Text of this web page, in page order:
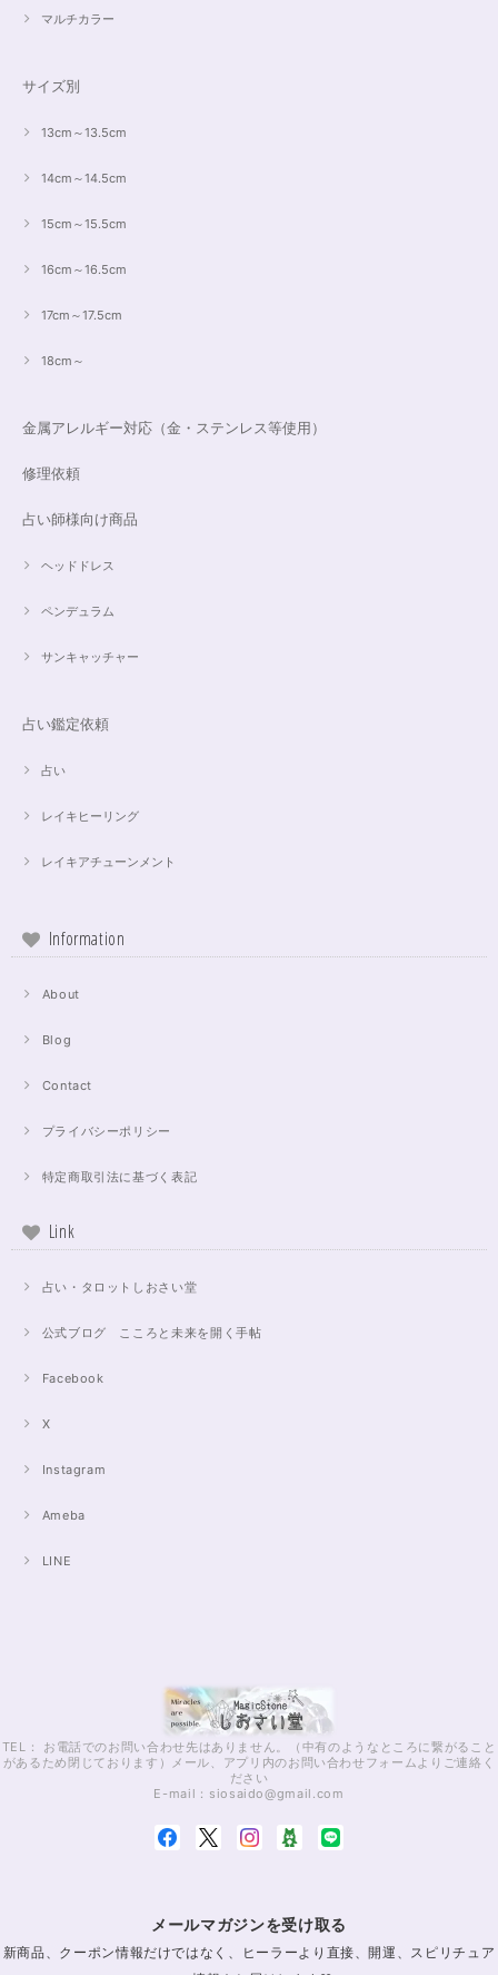
マルチカラー
サイズ別
13cm～13.5cm
14cm～14.5cm
15cm～15.5cm
16cm～16.5cm
17cm～17.5cm
18cm～
金属アレルギー対応（金・ステンレス等使用）
修理依頼
占い師様向け商品
ヘッドドレス
ペンデュラム
サンキャッチャー
占い鑑定依頼
占い
レイキヒーリング
レイキアチューンメント
Information
About
Blog
Contact
プライバシーポリシー
特定商取引法に基づく表記
Link
占い・タロットしおさい堂
公式ブログ こころと未来を開く手帖
Facebook
X
Instagram
Ameba
LINE
TEL： お電話でのお問い合わせ先はありません。（中有のようなところに繋がること
があるため閉じております）メール、アプリ内のお問い合わせフォームよりご連絡く
ださい
E-mail： siosaido@gmail.com
メールマガジンを受け取る
新商品、クーポン情報だけではなく、ヒーラーより直接、開運、スピリチュア